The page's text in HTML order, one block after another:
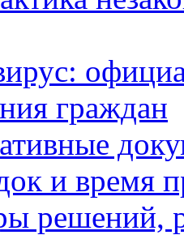
граждан
и время
решений,